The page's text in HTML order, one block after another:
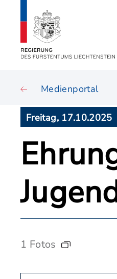
Medienportal
Freitag, 17.10.2025
1 Fotos